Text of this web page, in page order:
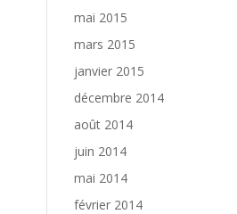
mai 2015
mars 2015
janvier 2015
décembre 2014
août 2014
juin 2014
mai 2014
février 2014